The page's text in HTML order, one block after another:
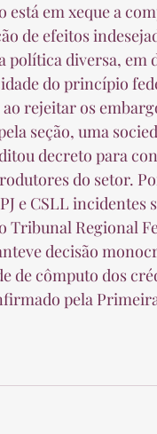
de efeitos
política diversa,
do princípio
rejeitar os
decreto para
do setor.
e CSLL
decisão
de cômputo dos
pela